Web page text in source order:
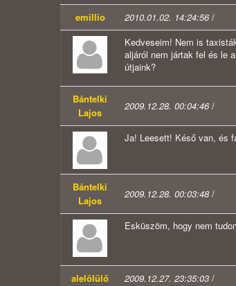
emillio 2010.01.02. 14:24:56/
Kedveseim! Nem is
aljáról nem jártak fel és le
útjaink?
Bántelki
Lajos
2009.12.28. 00:04:46/
Ja! Leesett! Késő van, és
Bántelki
Lajos
2009.12.28. 00:03:48 /
Esküszöm, hogy nem
alelölülő 2009.12.27. 23:35:03 /